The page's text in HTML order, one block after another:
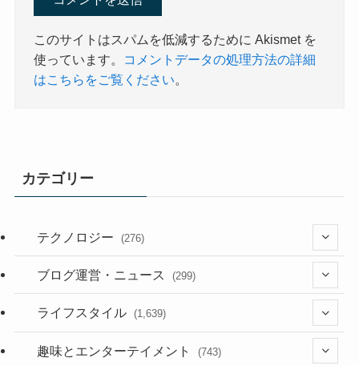
このサイトはスパムを低減するために Akismet を
使っています。
コメントデータの処理方法の詳細
はこちらをご覧ください
カテゴリー
テクノロジー (276)
(36)
(187)
ブログ運営・ニュース (299)
(118)
(181)
ライフスタイル (1,639)
(394)
趣味とエンターテイメント (743)